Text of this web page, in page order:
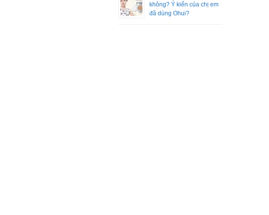
không? Ý kiến của chị em
đã dùng Ohui?